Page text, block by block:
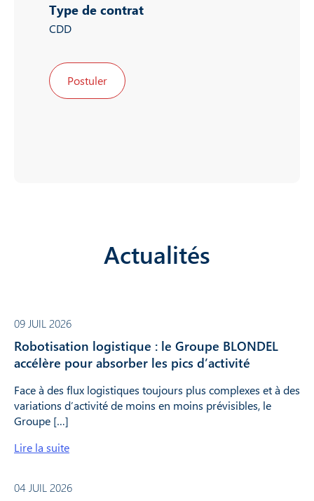
Type de contrat
CDD
Postuler
Actualités
09 JUIL 2026
Robotisation logistique : le Groupe BLONDEL
accélère pour absorber les pics d’activité
Face à des flux logistiques toujours plus complexes et à des
variations d’activité de moins en moins prévisibles, le
Groupe […]
Lire la suite
04 JUIL 2026